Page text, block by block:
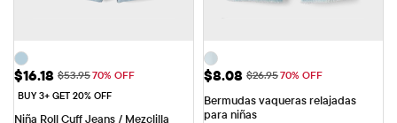
Precio de venta: $16.18
$16.18 Precio original: $53.95
$53.9570% OFF
BUY 3+ GET 20% OFF
Niña Roll Cuff Jeans / Mezclilla
Precio de venta: $8.08
$8.08 Precio original: $26.95
$26.9570% OFF
Bermudas vaqueras relajadas
para niñas